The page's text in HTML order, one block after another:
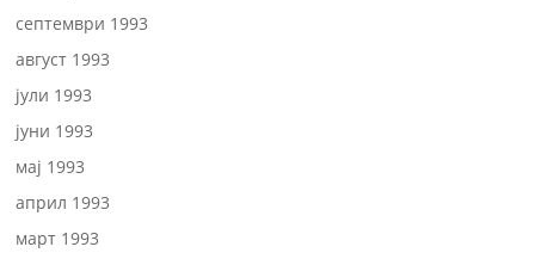
септември 1993
август 1993
јули 1993
јуни 1993
мај 1993
април 1993
март 1993